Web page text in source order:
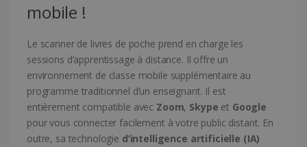
mobile !
Le scanner de livres de poche prend en charge les
sessions d’apprentissage à distance. Il offre un
environnement de classe mobile supplémentaire au
programme traditionnel d’un enseignant. Il est
entièrement compatible avec Zoom, Skype et Google
pour vous connecter facilement à votre public distant. En
outre, sa technologie d’intelligence artificielle (IA)